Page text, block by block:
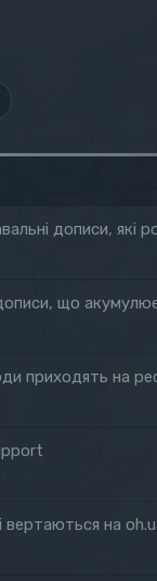
Búsqueda avanzada
дописи,
дописи, що
приходять на
вертаються на